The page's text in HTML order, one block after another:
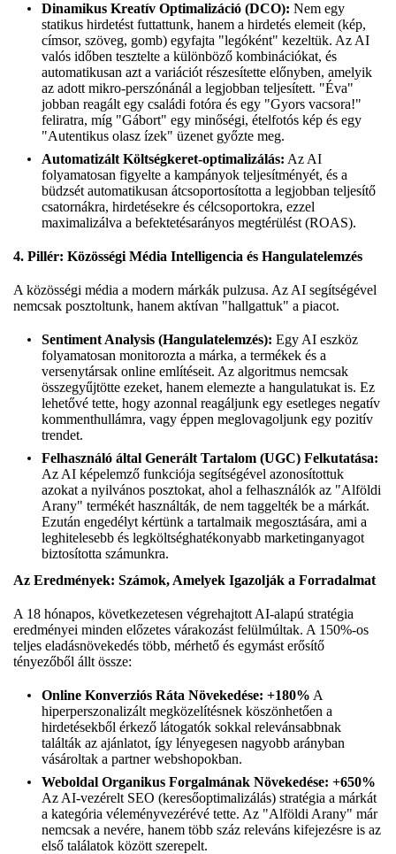
Dinamikus Kreatív Optimalizáció (DCO): Nem egy
statikus hirdetést futtattunk, hanem a hirdetés elemeit (kép,
címsor, szöveg, gomb) egyfajta "legóként" kezeltük. Az AI
valós időben tesztelte a különböző kombinációkat, és
automatikusan azt a variációt részesítette előnyben, amelyik
az adott mikro-perszónánál a legjobban teljesített. "Éva"
jobban reagált egy családi fotóra és egy "Gyors vacsora!"
feliratra, míg "Gábort" egy minőségi, ételfotós kép és egy
"Autentikus olasz ízek" üzenet győzte meg.
Automatizált Költségkeret-optimalizálás: Az AI
folyamatosan figyelte a kampányok teljesítményét, és a
büdzsét automatikusan átcsoportosította a legjobban teljesítő
csatornákra, hirdetésekre és célcsoportokra, ezzel
maximalizálva a befektetésarányos megtérülést (ROAS).
4. Pillér: Közösségi Média Intelligencia és Hangulatelemzés
A közösségi média a modern márkák pulzusa. Az AI segítségével
nemcsak posztoltunk, hanem aktívan "hallgattuk" a piacot.
Sentiment Analysis (Hangulatelemzés): Egy AI eszköz
folyamatosan monitorozta a márka, a termékek és a
versenytársak online említéseit. Az algoritmus nemcsak
összegyűjtötte ezeket, hanem elemezte a hangulatukat is. Ez
lehetővé tette, hogy azonnal reagáljunk egy esetleges negatív
kommenthullámra, vagy éppen meglovagoljunk egy pozitív
trendet.
Felhasználó által Generált Tartalom (UGC) Felkutatása:
Az AI képelemző funkciója segítségével azonosítottuk
azokat a nyilvános posztokat, ahol a felhasználók az "Alföldi
Arany" termékét használták, de nem taggelték be a márkát.
Ezután engedélyt kértünk a tartalmaik megosztására, ami a
leghitelesebb és legköltséghatékonyabb marketinganyagot
biztosította számunkra.
Az Eredmények: Számok, Amelyek Igazolják a Forradalmat
A 18 hónapos, következetesen végrehajtott AI-alapú stratégia
eredményei minden előzetes várakozást felülmúltak. A 150%-os
teljes eladásnövekedés több, mérhető és egymást erősítő
tényezőből állt össze:
Online Konverziós Ráta Növekedése: +180% A
hiperperszonalizált megközelítésnek köszönhetően a
hirdetésekből érkező látogatók sokkal relevánsabbnak
találták az ajánlatot, így lényegesen nagyobb arányban
vásároltak a partner webshopokban.
Weboldal Organikus Forgalmának Növekedése: +650%
Az AI-vezérelt SEO (keresőoptimalizálás) stratégia a márkát
a kategória véleményvezérévé tette. Az "Alföldi Arany" már
nemcsak a nevére, hanem több száz releváns kifejezésre is az
első találatok között szerepelt.